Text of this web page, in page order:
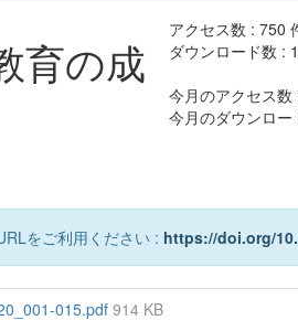
育の成
アクセス数 :750
ダウンロード数 :
今月のアクセス
今月のダウンロ
をご利用ください : https://doi.org/
015.pdf914 KB